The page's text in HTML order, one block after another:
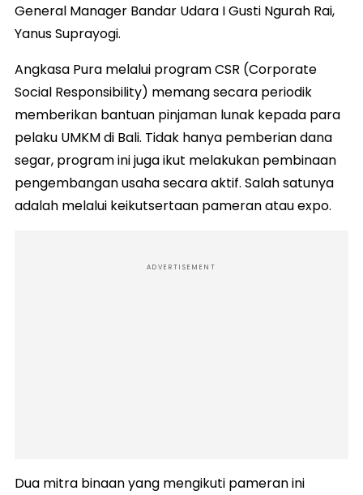
General Manager Bandar Udara I Gusti Ngurah Rai,
Yanus Suprayogi.
Angkasa Pura melalui program CSR (Corporate
Social Responsibility) memang secara periodik
memberikan bantuan pinjaman lunak kepada para
pelaku UMKM di Bali. Tidak hanya pemberian dana
segar, program ini juga ikut melakukan pembinaan
pengembangan usaha secara aktif. Salah satunya
adalah melalui keikutsertaan pameran atau expo.
ADVERTISEMENT
Dua mitra binaan yang mengikuti pameran ini